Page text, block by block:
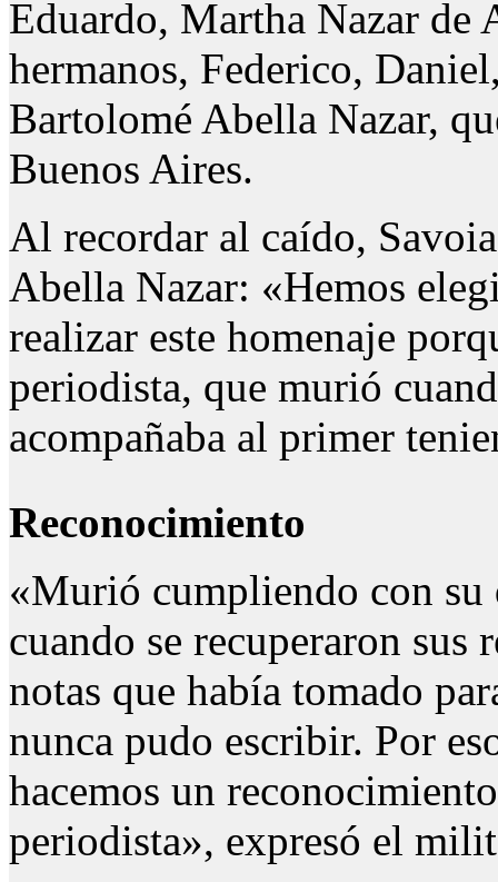
Eduardo, Martha Nazar de
hermanos, Federico,
Bartolomé Abella Nazar,
Buenos Aires.
Al recordar al caído,
Abella Nazar: «Hemos
realizar este homenaje
periodista, que murió
acompañaba al primer
Reconocimiento
«Murió cumpliendo con su
cuando se recuperaron sus
notas que había tomado
nunca pudo escribir. Por
hacemos un
periodista», expresó el